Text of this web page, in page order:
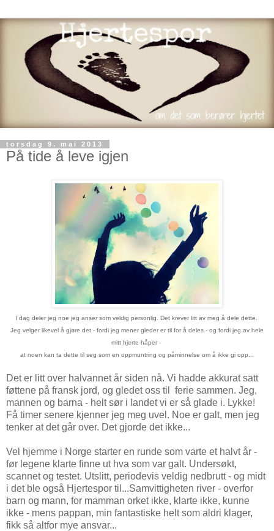
torsdag 9. mai 2013
På tide å leve igjen
I dag deler jeg noe jeg anser som veldig personlig. Det krever litt av meg å dele dette.
Jeg velger likevel å gjøre det - fordi jeg mener gleder er til for å deles - og fordi jeg av hele
mitt hjerte håper -
at noen kan ta dette til seg som en oppmuntring og påminnelse om å ikke gi opp...
Det er litt over halvannet år siden nå. Vi hadde akkurat satt
føttene på fransk jord, og gledet oss til ferie sammen. Jeg,
mannen og barna - helt sør i landet vi er så glade i. Lykke!
Få timer senere kjenner jeg meg uvel. Noe er galt, men jeg
tenker at det går over. Det gjorde det ikke...
Vel hjemme i Norge starter en runde som varte et halvt år -
før legene klarte finne ut hva som var galt. Undersøkt,
scannet og testet. Utslitt, periodevis veldig nedbrutt - og midt
i det ble også Hjertespor til...Samvittigheten river - overfor
barn og mann, for mamman orket ikke, klarte ikke, kunne
ikke - mens pappan, min fantastiske helt som aldri klager,
fikk så altfor mye ansvar...